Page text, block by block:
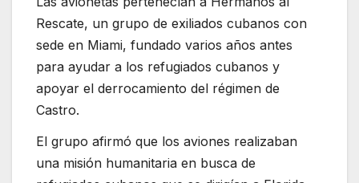
Rescate, un grupo de exiliados cubanos con
sede en Miami, fundado varios años antes
para ayudar a los refugiados cubanos y
apoyar el derrocamiento del régimen de
Castro.
El grupo afirmó que los aviones realizaban
una misión humanitaria en busca de